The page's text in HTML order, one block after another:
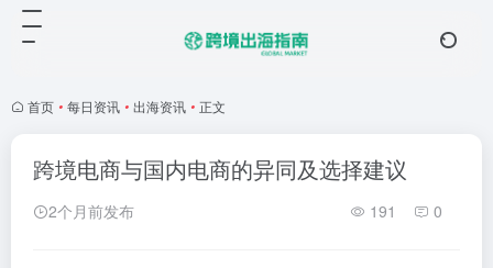
首页 • 每日资讯 • 出海资讯 • 正文
跨境电商与国内电商的异同及选择建议
2个月前发布 191 0